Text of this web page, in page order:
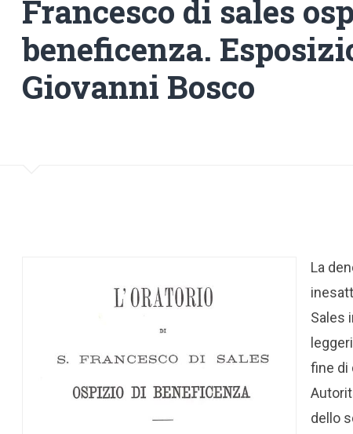
Francesco di sales
beneficenza.
Giovanni Bosco
La
Sales
fine di
dello